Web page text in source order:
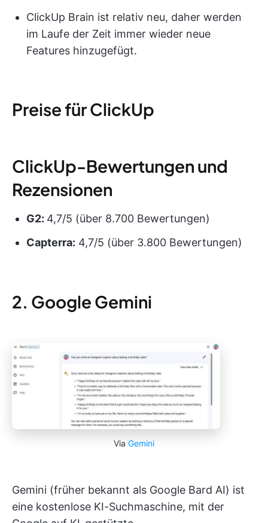
ClickUp Brain ist relativ neu, daher werden
im Laufe der Zeit immer wieder neue
Features hinzugefügt.
Preise für ClickUp
ClickUp-Bewertungen und
Rezensionen
G2: 4,7/5 (über 8.700 Bewertungen)
Capterra: 4,7/5 (über 3.800 Bewertungen)
2. Google Gemini
Via Gemini
Gemini (früher bekannt als Google Bard AI) ist
eine kostenlose KI-Suchmaschine, mit der